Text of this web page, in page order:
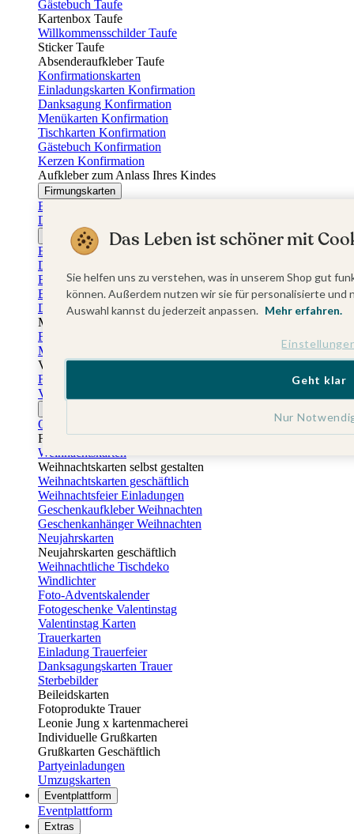
Gästebuch Taufe
Kartenbox Taufe
Willkommensschilder Taufe
Sticker Taufe
Absenderaufkleber Taufe
Konfirmationskarten
Einladungskarten Konfirmation
Danksagung Konfirmation
Menükarten Konfirmation
Tischkarten Konfirmation
Gästebuch Konfirmation
Kerzen Konfirmation
Aufkleber zum Anlass Ihres Kindes
Firmungskarten
Einladungskarten Firmung
Dankeskarten Firmung
Jugendweihekarten
Einladungskarten Jugendweihe
Dankeskarten Jugendweihe
Einschulungskarten
Einladungskarten Einschulung
Danksagung Einschulung
Muttertag
Fotogeschenke Muttertag
Muttertagskarten
Vatertag
Fotogeschenke Vatertag
Vatertagskarten
Osterkarten
Fotogeschenke zu Ostern
Weihnachtskarten
Weihnachtskarten selbst gestalten
Weihnachtskarten geschäftlich
Weihnachtsfeier Einladungen
Geschenkaufkleber Weihnachten
Geschenkanhänger Weihnachten
Neujahrskarten
Neujahrskarten geschäftlich
Weihnachtliche Tischdeko
Windlichter
Foto-Adventskalender
Fotogeschenke Valentinstag
Valentinstag Karten
Trauerkarten
Einladung Trauerfeier
Danksagungskarten Trauer
Sterbebilder
Beileidskarten
Fotoprodukte Trauer
Leonie Jung x kartenmacherei
Individuelle Grußkarten
Grußkarten Geschäftlich
Partyeinladungen
Umzugskarten
Eventplattform
Eventplattform
Extras
Das Leben ist schöner mit
Sie helfen uns zu verstehen, was in unserem Shop gut
können. Außerdem nutzen wir sie für personalisierte
Auswahl kannst du jederzeit anpassen. Mehr erfahren.
Nur
Geht klar